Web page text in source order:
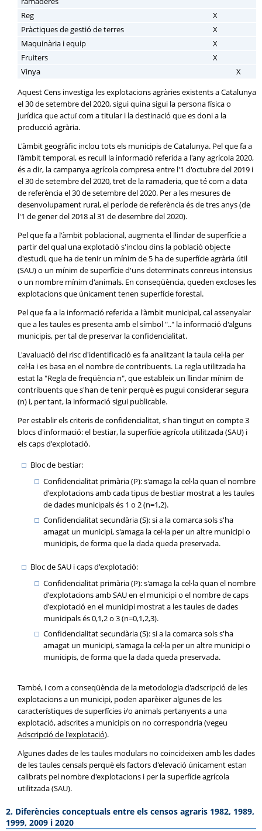
Reg
X
Pràctiques de gestió de terres
X
Maquinària i equip
X
Fruiters
X
Vinya
X
Aquest Cens investiga les explotacions agràries existents a Catalunya
el 30 de setembre del 2020, sigui quina sigui la persona física o
jurídica que actuï com a titular i la destinació que es doni a la
producció agrària.
L'àmbit geogràfic inclou tots els municipis de Catalunya. Pel que fa a
l'àmbit temporal, es recull la informació referida a l'any agrícola 2020,
és a dir, la campanya agrícola compresa entre l'1 d'octubre del 2019 i
el 30 de setembre del 2020, tret de la ramaderia, que té com a data
de referència el 30 de setembre del 2020. Per a les mesures de
desenvolupament rural, el període de referència és de tres anys (de
l'1 de gener del 2018 al 31 de desembre del 2020).
Pel que fa a l'àmbit poblacional, augmenta el llindar de superfície a
partir del qual una explotació s'inclou dins la població objecte
d'estudi, que ha de tenir un mínim de 5 ha de superfície agrària útil
(SAU) o un mínim de superfície d'uns determinats conreus intensius
o un nombre mínim d'animals. En conseqüència, queden excloses les
explotacions que únicament tenen superfície forestal.
Pel que fa a la informació referida a l'àmbit municipal, cal assenyalar
que a les taules es presenta amb el símbol ".." la informació d'alguns
municipis, per tal de preservar la confidencialitat.
L'avaluació del risc d'identificació es fa analitzant la taula cel·la per
cel·la i es basa en el nombre de contribuents. La regla utilitzada ha
estat la "Regla de freqüència n", que estableix un llindar mínim de
contribuents que s'han de tenir perquè es pugui considerar segura
(n) i, per tant, la informació sigui publicable.
Per establir els criteris de confidencialitat, s'han tingut en compte 3
blocs d'informació: el bestiar, la superfície agrícola utilitzada (SAU) i
els caps d'explotació.
Bloc de bestiar:
Confidencialitat primària (P): s'amaga la cel·la quan el nombre
d'explotacions amb cada tipus de bestiar mostrat a les taules
de dades municipals és 1 o 2 (n=1,2).
Confidencialitat secundària (S): si a la comarca sols s'ha
amagat un municipi, s'amaga la cel·la per un altre municipi o
municipis, de forma que la dada queda preservada.
Bloc de SAU i caps d'explotació:
Confidencialitat primària (P): s'amaga la cel·la quan el nombre
d'explotacions amb SAU en el municipi o el nombre de caps
d'explotació en el municipi mostrat a les taules de dades
municipals és 0,1,2 o 3 (n=0,1,2,3).
Confidencialitat secundària (S): si a la comarca sols s'ha
amagat un municipi, s'amaga la cel·la per un altre municipi o
municipis, de forma que la dada queda preservada.
També, i com a conseqüència de la metodologia d'adscripció de les
explotacions a un municipi, poden aparèixer algunes de les
característiques de superfícies i/o animals pertanyents a una
explotació, adscrites a municipis on no correspondria (vegeu
Adscripció de l'explotació).
Algunes dades de les taules modulars no coincideixen amb les dades
de les taules censals perquè els factors d'elevació únicament estan
calibrats pel nombre d'explotacions i per la superfície agrícola
utilitzada (SAU).
2. Diferències conceptuals entre els censos agraris 1982, 1989,
1999, 2009 i 2020